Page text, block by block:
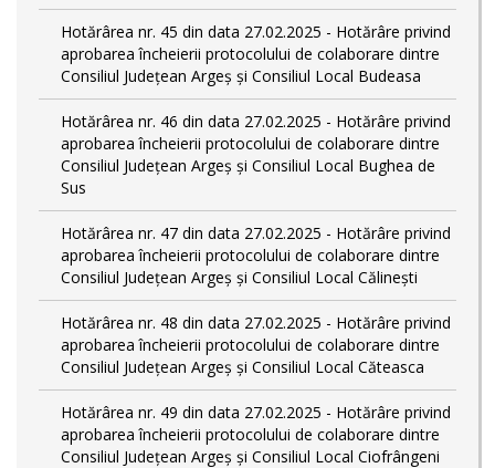
Hotărârea nr. 45 din data 27.02.2025 - Hotărâre privind
aprobarea încheierii protocolului de colaborare dintre
Consiliul Județean Argeș și Consiliul Local Budeasa
Hotărârea nr. 46 din data 27.02.2025 - Hotărâre privind
aprobarea încheierii protocolului de colaborare dintre
Consiliul Județean Argeș și Consiliul Local Bughea de
Sus
Hotărârea nr. 47 din data 27.02.2025 - Hotărâre privind
aprobarea încheierii protocolului de colaborare dintre
Consiliul Județean Argeș și Consiliul Local Călinești
Hotărârea nr. 48 din data 27.02.2025 - Hotărâre privind
aprobarea încheierii protocolului de colaborare dintre
Consiliul Județean Argeș și Consiliul Local Căteasca
Hotărârea nr. 49 din data 27.02.2025 - Hotărâre privind
aprobarea încheierii protocolului de colaborare dintre
Consiliul Județean Argeș și Consiliul Local Ciofrângeni